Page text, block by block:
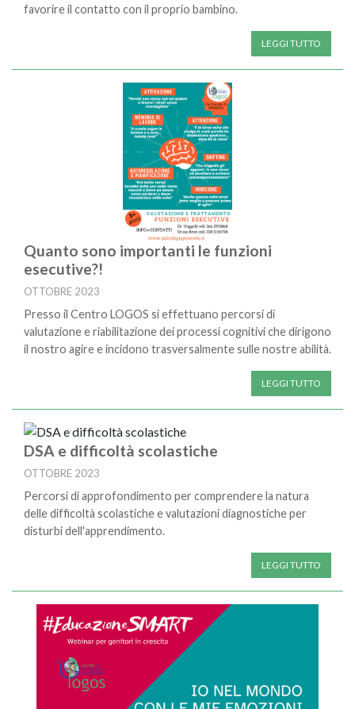
favorire il contatto con il proprio bambino.
LEGGI TUTTO
Quanto sono importanti le funzioni
esecutive?!
OTTOBRE 2023
Presso il Centro LOGOS si effettuano percorsi di
valutazione e riabilitazione dei processi cognitivi che dirigono
il nostro agire e incidono trasversalmente sulle nostre abilità.
LEGGI TUTTO
DSA e difficoltà scolastiche
OTTOBRE 2023
Percorsi di approfondimento per comprendere la natura
delle difficoltà scolastiche e valutazioni diagnostiche per
disturbi dell'apprendimento.
LEGGI TUTTO